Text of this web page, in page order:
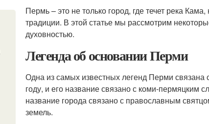
Пермь – это не только город, где течет река
традиции. В этой статье мы рассмотрим
духовностью.
Легенда об основании Перми
Одна из самых известных легенд Перми
году, и его название связано с коми-пермяцким
название города связано с православным
земель.